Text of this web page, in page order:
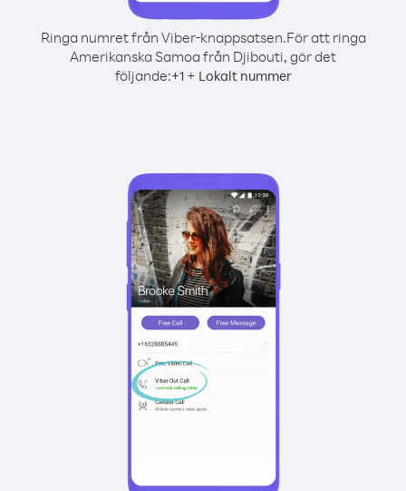
Ringa numret från Viber-knappsatsen.För att ringa
Amerikanska Samoa från Djibouti, gör det
följande:+1+ Lokalt nummer